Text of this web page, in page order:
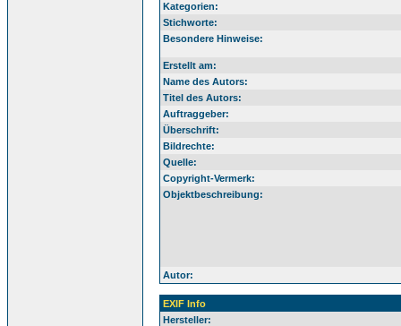
Kategorien:
Stichworte:
Besondere Hinweise:
Erstellt am:
Name des Autors:
Titel des Autors:
Auftraggeber:
Überschrift:
Bildrechte:
Quelle:
Copyright-Vermerk:
Objektbeschreibung:
Autor:
EXIF Info
Hersteller: